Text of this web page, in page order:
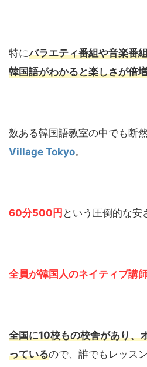
特にバラエティ番組や音楽番
韓国語がわかると楽しさが倍
数ある韓国語教室の中でも断
Village Tokyo。
60分500円 という圧倒的な安
全員が韓国人のネイティブ講
全国に10校もの校舎があり、
っているので、誰でもレッス